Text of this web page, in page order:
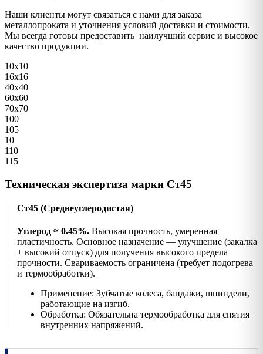
Наши клиенты могут связаться с нами для заказа
металлопроката и уточнения условий доставки и стоимости.
Мы всегда готовы предоставить наилучший сервис и высокое
качество продукции.
10х10
16х16
40х40
60х60
70х70
100
105
10
110
115
Техническая экспертиза марки Ст45
Ст45 (Среднеуглеродистая)
Углерод ≈ 0.45%. Высокая прочность, умеренная
пластичность. Основное назначение — улучшение (закалка
+ высокий отпуск) для получения высокого предела
прочности. Свариваемость ограничена (требует подогрева
и термообработки).
Применение: Зубчатые колеса, бандажи, шпиндели,
работающие на изгиб.
Обработка: Обязательна термообработка для снятия
внутренних напряжений.